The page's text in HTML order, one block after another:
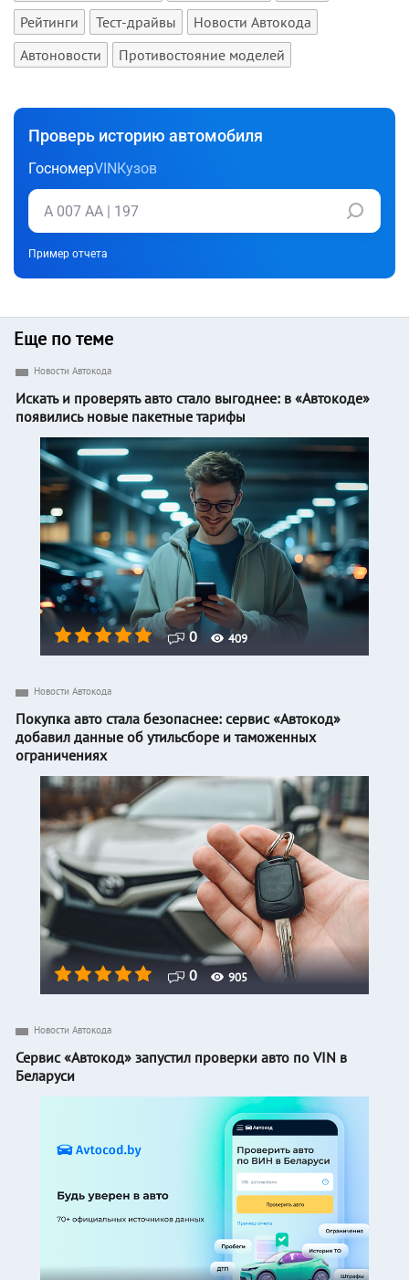
Рейтинги Тест-драйвы
Новости Автокода
Автоновости
Противостояние моделей
Проверь историю автомобиля
ГосномерVIN Кузов
Пример отчета
Еще по теме
0 409
Новости Автокода
Искать и проверять авто стало выгоднее: в «Автокоде»
появились новые пакетные тарифы
0 905
Новости Автокода
Покупка авто стала безопаснее: сервис «Автокод»
добавил данные об утильсборе и таможенных
ограничениях
Новости Автокода
Сервис «Автокод» запустил проверки авто по VIN в
Беларуси